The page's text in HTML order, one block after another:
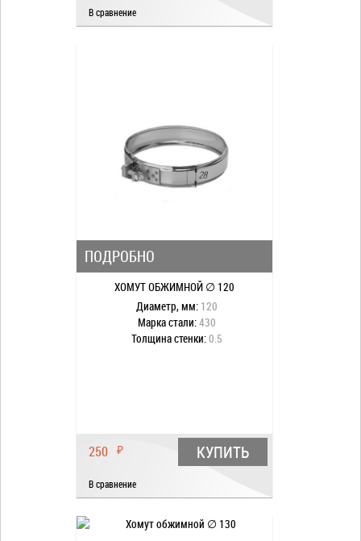
В сравнение
ПОДРОБНО
ХОМУТ ОБЖИМНОЙ ∅ 120
Диаметр, мм: 120
Марка стали:430
Толщина стенки:0.5
250 ₽ КУПИТЬ
В сравнение